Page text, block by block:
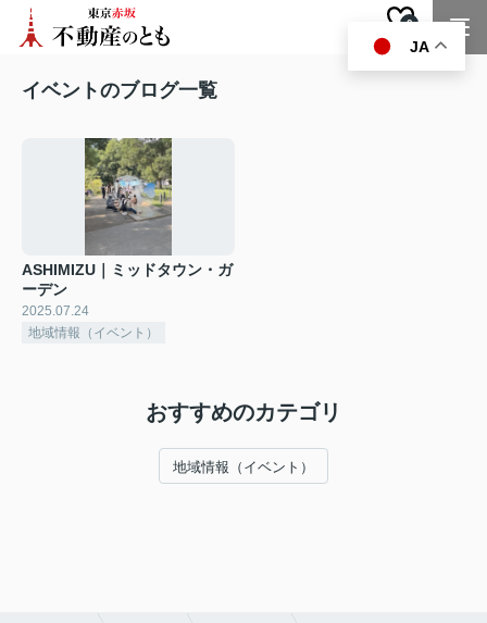
お気に入り
0
イベントのブログ一覧
ASHIMIZU｜ミッドタウン・ガ
ーデン
2025.07.24
地域情報（イベント）
おすすめのカテゴリ
地域情報（イベント）
JA